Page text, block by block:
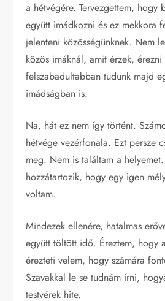
a hétvégére. Tervezgettem, hogy
együtt imádkozni és ez mekkora
jelenteni közösségünknek. Nem
közös imáknál, amit érzek, érezni
felszabadultabban tudunk majd
imádságban is.
Na, hát ez nem így történt.
hétvége vezérfonala. Ezt persze
meg. Nem is találtam a
hozzátartozik, hogy egy igen
voltam.
Mindezek ellenére, hatalmas
együtt töltött idő. Éreztem, hogy
érezteti velem, hogy számára
Szavakkal le se tudnám írni,
testvérek hite.